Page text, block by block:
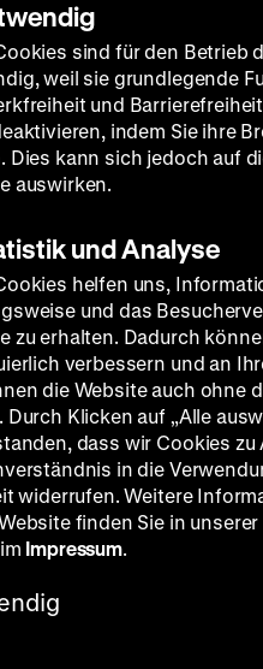
sind für den Betrieb
weil sie grundlegende
und
indem Sie ihre
Dies kann sich jedoch auf
auswirken.
und Analyse
helfen uns,
und das
zu erhalten. Dadurch
verbessern und an
die Website auch ohne
Durch Klicken auf „Alle
dass wir Cookies zu
in die
widerrufen. Weitere
finden Sie in unserer
Impressum.